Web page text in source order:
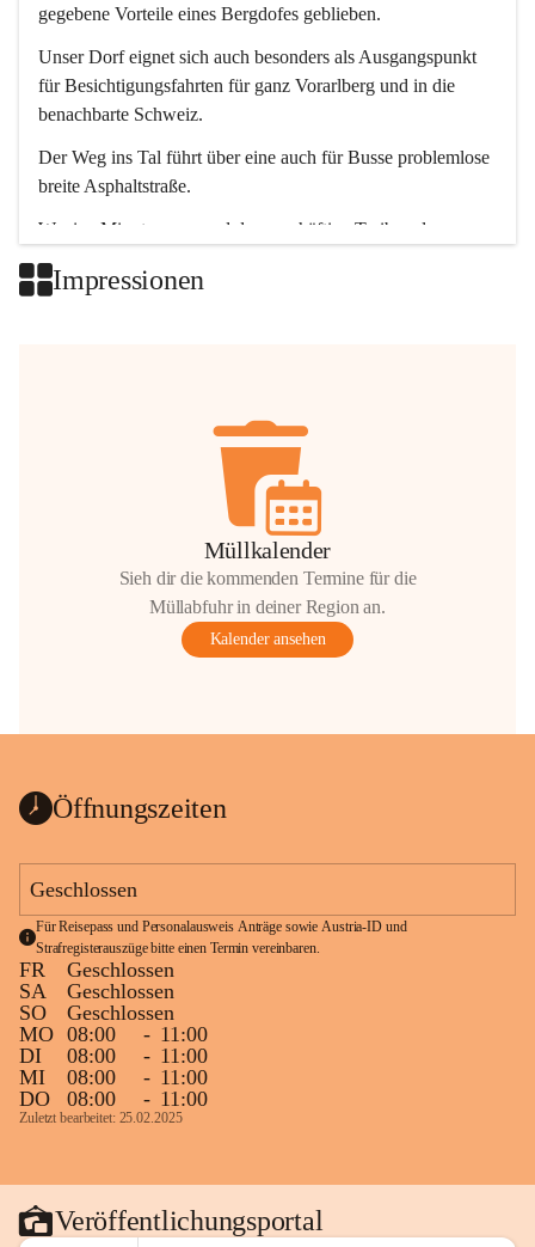
gegebene Vorteile eines Bergdofes geblieben.
Unser Dorf eignet sich auch besonders als Ausgangspunkt
für Besichtigungsfahrten für ganz Vorarlberg und in die
benachbarte Schweiz.
Der Weg ins Tal führt über eine auch für Busse problemlose
breite Asphaltstraße.
Wenige Minuten nur, und das geschäftige Treiben der
Impressionen
Müllkalender
Sieh dir die kommenden Termine für die
Müllabfuhr in deiner Region an.
Kalender ansehen
Öffnungszeiten
Geschlossen
Für Reisepass und Personalausweis Anträge sowie Austria-ID und
Strafregisterauszüge bitte einen Termin vereinbaren.
FR
Geschlossen
SA
Geschlossen
SO
Geschlossen
MO 08:00 - 11:00
DI
08:00 - 11:00
MI
08:00 - 11:00
DO
08:00 - 11:00
Zuletzt bearbeitet: 25.02.2025
Veröffentlichungsportal